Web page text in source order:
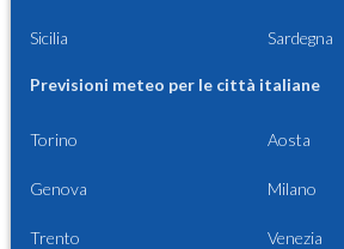
Sicilia Sardegna
Previsioni meteo per le città italiane
Torino Aosta
Genova Milano
Trento Venezia